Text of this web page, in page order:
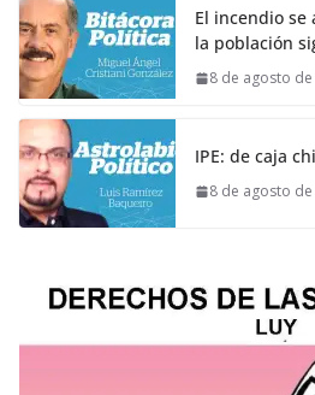
El incendio se
la población
8 de agosto
IPE: de caja
8 de agosto